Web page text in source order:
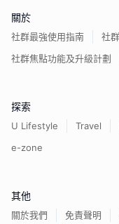
關於
社群最強使用指南
社
社群焦點功能及升級計劃
探索
U Lifestyle Travel
e-zone
其他
關於我們 免責聲明